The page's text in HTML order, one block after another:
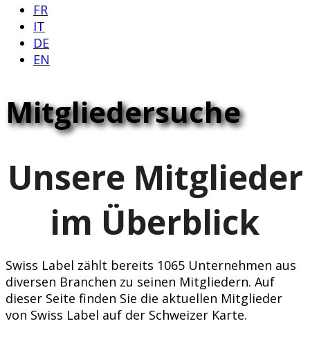
FR
IT
DE
EN
Mitgliedersuche
Unsere Mitglieder
im Überblick
Swiss Label zählt bereits 1065 Unternehmen aus
diversen Branchen zu seinen Mitgliedern. Auf
dieser Seite finden Sie die aktuellen Mitglieder
von Swiss Label auf der Schweizer Karte.